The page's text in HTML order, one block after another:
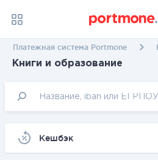
Платежная система Portmone
Книги и образование
Kешбэк